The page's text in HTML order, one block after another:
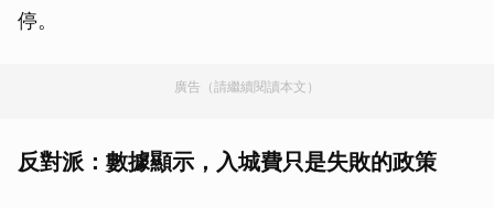
停。
廣告（請繼續閱讀本文）
反對派：數據顯示，入城費只是失敗的政策